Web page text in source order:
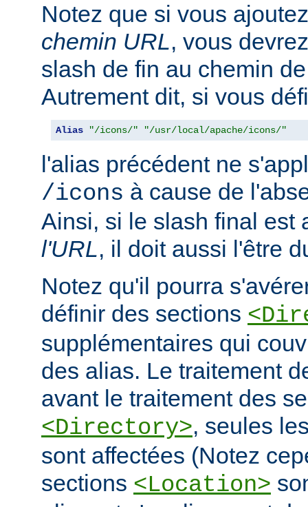
Notez que si vous
chemin URL, vous
slash de fin au chemin
Autrement dit, si vous
Alias "/icons/" "/usr/local/apache/icons/"
l'alias précédent ne
/icons à cause de
Ainsi, si le slash final est
l'URL, il doit aussi l'être
Notez qu'il pourra
définir des sections
supplémentaires qui
des alias. Le traitement
avant le traitement des
<Directory>, seules
sont affectées (Notez
sections <Location>